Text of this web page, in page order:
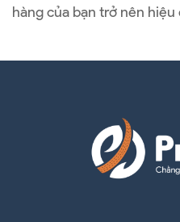
hàng của bạn trở nên hiệu